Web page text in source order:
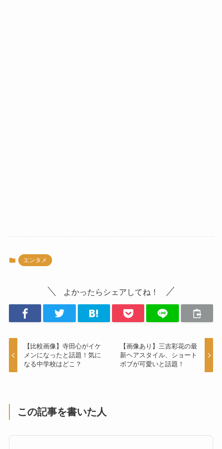
エンタメ
よかったらシェアしてね！
【比較画像】寺田心がイケ
メンになったと話題！気に
なる中学校はどこ？
【画像あり】三吉彩花の最
新ヘアスタイル、ショート
ボブが可愛いと話題！
この記事を書いた人